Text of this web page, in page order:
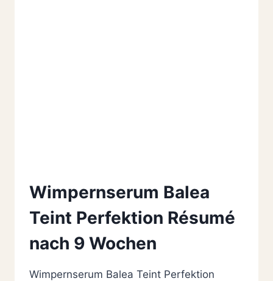
Wimpernserum Balea
Teint Perfektion Résumé
nach 9 Wochen
Wimpernserum Balea Teint Perfektion